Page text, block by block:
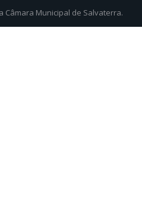
Municipal de Salvaterra.